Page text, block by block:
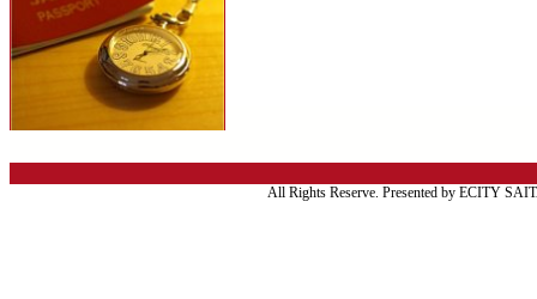
All Rights Reserve. Presented by ECITY